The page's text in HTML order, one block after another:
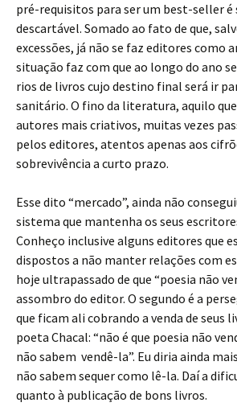
pré-requisitos para ser um best-seller
descartável. Somado ao fato de que,
excessões, já não se faz editores como
situação faz com que ao longo do ano
rios de livros cujo destino final será ir
sanitário. O fino da literatura, aquilo
autores mais criativos, muitas vezes
pelos editores, atentos apenas aos
sobrevivência a curto prazo.
Esse dito “mercado”, ainda não
sistema que mantenha os seus
Conheço inclusive alguns editores que
dispostos a não manter relações com
hoje ultrapassado de que “poesia não
assombro do editor. O segundo é a
que ficam ali cobrando a venda de seus
poeta Chacal: “não é que poesia não
não sabem vendê-la”. Eu diria ainda
não sabem sequer como lê-la. Daí a
quanto à publicação de bons livros.